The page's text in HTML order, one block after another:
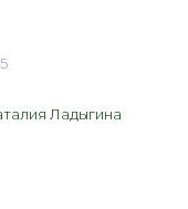
Ладыгина